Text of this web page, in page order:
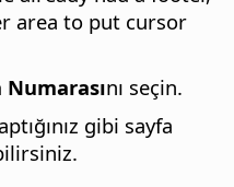
area to put cursor
nı seçin.
gibi sayfa